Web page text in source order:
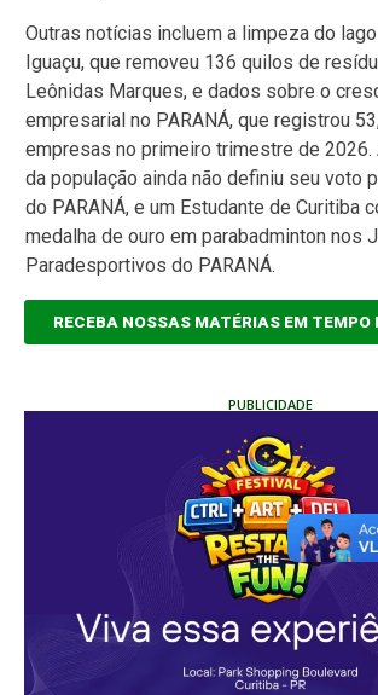
Outras notícias incluem a limpeza do
Iguaçu, que removeu 136 quilos de
Leônidas Marques, e dados sobre o
empresarial no PARANÁ, que registrou
empresas no primeiro trimestre de 2026.
da população ainda não definiu seu voto
do PARANÁ, e um Estudante de Curitiba
medalha de ouro em parabadminton nos
Paradesportivos do PARANÁ.
RECEBA NOSSAS MATÉRIAS EM TEMPO
PUBLICIDADE